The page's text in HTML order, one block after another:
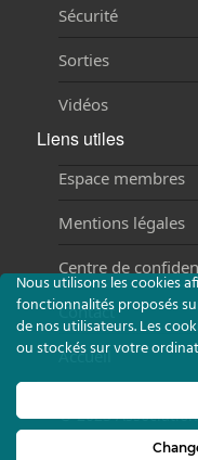
Sécurité
Sorties
Vidéos
Liens utiles
Espace membres
Mentions légales
Centre de
Contact
Accueil
©2023
Réalisation :
Nous utilisons les cookies
fonctionnalités proposés
de nos utilisateurs. Les
ou stockés sur votre